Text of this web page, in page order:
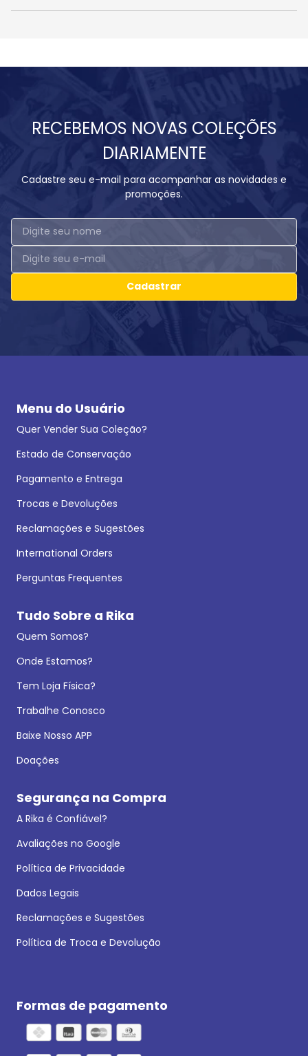
RECEBEMOS NOVAS COLEÇÕES
DIARIAMENTE
Cadastre seu e-mail para acompanhar as novidades e
promoções.
Cadastrar
Menu do Usuário
Quer Vender Sua Coleção?
Estado de Conservação
Pagamento e Entrega
Trocas e Devoluções
Reclamações e Sugestões
International Orders
Perguntas Frequentes
Tudo Sobre a Rika
Quem Somos?
Onde Estamos?
Tem Loja Física?
Trabalhe Conosco
Baixe Nosso APP
Doações
Segurança na Compra
A Rika é Confiável?
Avaliações no Google
Política de Privacidade
Dados Legais
Reclamações e Sugestões
Política de Troca e Devolução
Formas de pagamento